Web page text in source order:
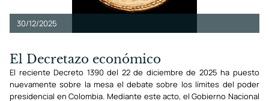
30/12/2025
El Decretazo económico
El reciente Decreto 1390 del 22 de diciembre de 2025 ha puesto
nuevamente sobre la mesa el debate sobre los límites del poder
presidencial en Colombia. Mediante este acto, el Gobierno Nacional